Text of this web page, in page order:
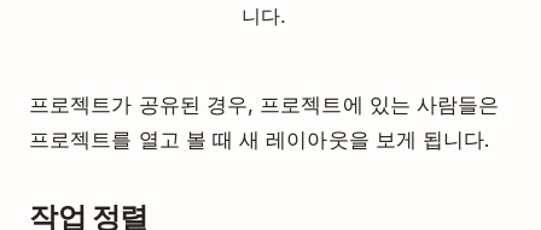
니다.
프로젝트가 공유된 경우, 프로젝트에 있는 사람들은
프로젝트를 열고 볼 때 새 레이아웃을 보게 됩니다.
작업 정렬